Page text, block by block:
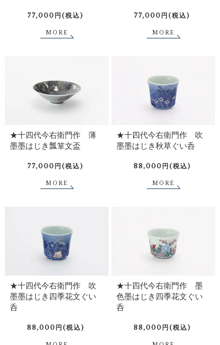
77,000円(税込)
MORE
77,000円(税込)
MORE
★十四代今右衛門作 薄
墨墨はじき瓢箪文盃
77,000円(税込)
MORE
★十四代今右衛門作 吹
墨墨はじき秋草ぐい呑
88,000円(税込)
MORE
★十四代今右衛門作 吹
墨墨はじき四季花文ぐい
呑
88,000円(税込)
★十四代今右衛門作 墨
色墨はじき四季花文ぐい
呑
88,000円(税込)